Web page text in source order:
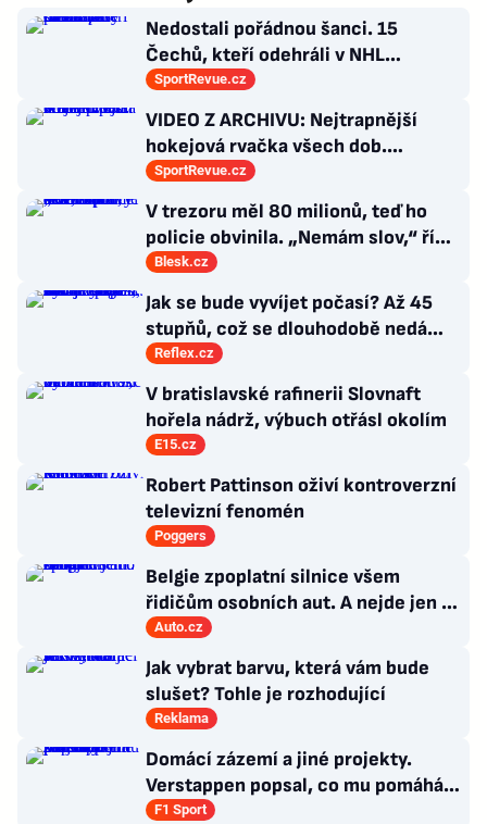
Nedostali pořádnou šanci. 15
Čechů, kteří odehráli v NHL
maximálně dva zápasy
SportRevue.cz
VIDEO Z ARCHIVU: Nejtrapnější
hokejová rvačka všech dob.
Nepadla v ní ani rána
SportRevue.cz
V trezoru měl 80 milionů, teď ho
policie obvinila. „Nemám slov,“ říká
exšéf Správy železnic
Blesk.cz
Jak se bude vyvíjet počasí? Až 45
stupňů, což se dlouhodobě nedá
vydržet, varuje klimatolog Radim
Tolasz
Reflex.cz
V bratislavské rafinerii Slovnaft
hořela nádrž, výbuch otřásl okolím
E15.cz
Robert Pattinson oživí kontroverzní
televizní fenomén
Poggers
Belgie zpoplatní silnice všem
řidičům osobních aut. A nejde jen o
dálnice
Auto.cz
Jak vybrat barvu, která vám bude
slušet? Tohle je rozhodující
Reklama
Domácí zázemí a jiné projekty.
Verstappen popsal, co mu pomáhá
se soustředit na závodění
F1 Sport